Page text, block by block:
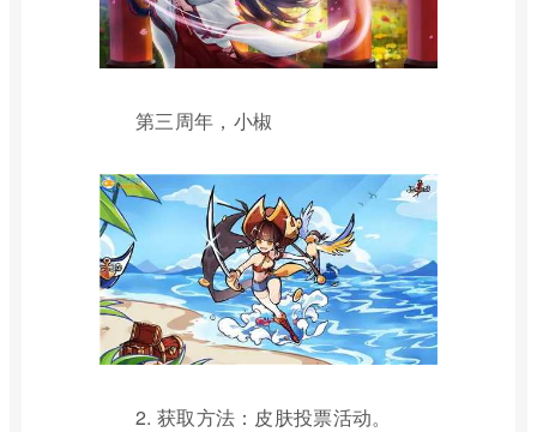
第三周年，小椒
2. 获取方法：皮肤投票活动。